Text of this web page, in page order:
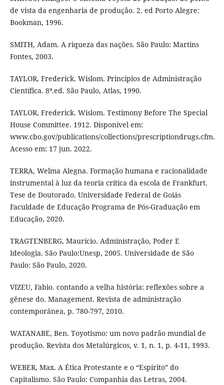
de vista da engenharia de produção. 2. ed Porto Alegre:
Bookman, 1996.
SMITH, Adam. A riqueza das nações. São Paulo: Martins
Fontes, 2003.
TAYLOR, Frederick. Wislom. Princípios de Administração
Científica. 8ª.ed. São Paulo, Atlas, 1990.
TAYLOR, Frederick. Wislom. Testimony Before The Special
House Committee. 1912. Disponível em:
www.cbo.gov/publications/collections/prescriptiondrugs.cfm.
Acesso em: 17 jun. 2022.
TERRA, Welma Alegna. Formação humana e racionalidade
instrumental à luz da teoria crítica da escola de Frankfurt.
Tese de Doutorado. Universidade Federal de Goiás
Faculdade de Educação Programa de Pós-Graduação em
Educação, 2020.
TRAGTENBERG, Maurício. Administração, Poder E
Ideologia. São Paulo:Unesp, 2005. Universidade de São
Paulo: São Paulo, 2020.
VIZEU, Fabio. contando a velha história: reflexões sobre a
gênese do. Management. Revista de administração
contemporânea, p. 780-797, 2010.
WATANABE, Ben. Toyotismo: um novo padrão mundial de
produção. Revista dos Metalúrgicos, v. 1, n. 1, p. 4-11, 1993.
WEBER, Max. A Ética Protestante e o “Espírito” do
Capitalismo. São Paulo: Companhia das Letras, 2004.